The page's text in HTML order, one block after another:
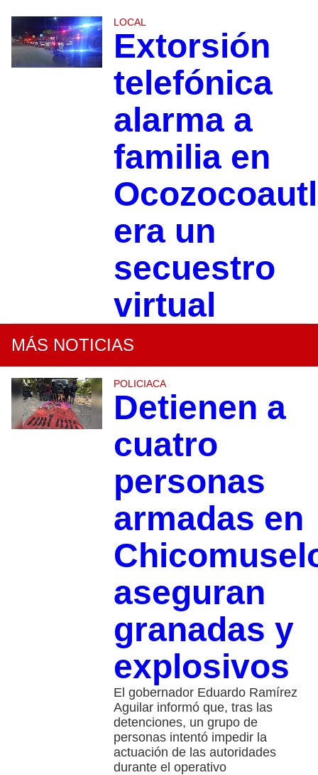
LOCAL
Extorsión
telefónica
alarma a
familia en
era un
secuestro
virtual
MÁS NOTICIAS
POLICIACA
Detienen a
cuatro
personas
armadas en
aseguran
granadas y
explosivos
El gobernador Eduardo Ramírez
Aguilar informó que, tras las
detenciones, un grupo de
personas intentó impedir la
actuación de las autoridades
durante el operativo